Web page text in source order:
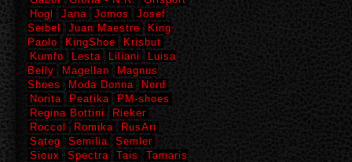
Hogl
Jana Jomos
Josef
Seibel
Juan Maestre
King
Paolo
KingShoe
Krisbut
Kumfo
Lesta Liliani
Luisa
Belly
Magellan
Magnus
Shoes
Moda Donna
Nord
Norita
Peatika
PM-shoes
Regina Bottini
Rieker
Roccol
Romika
RusAri
Sateg
Semilia
Semler
Sioux
Spectra Tais
Tamaris